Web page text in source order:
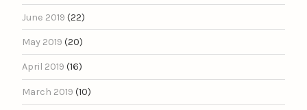
June 2019 (22)
May 2019 (20)
April 2019 (16)
March 2019 (10)